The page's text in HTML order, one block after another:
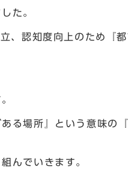
た。
認知度向上のため『
る場所』という意味の
んでいきます。